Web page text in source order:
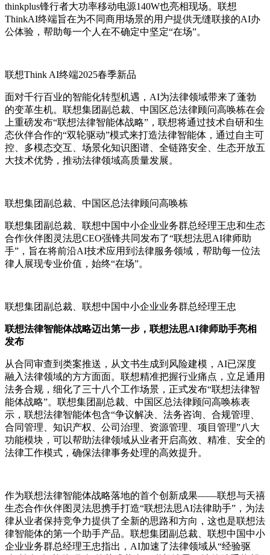
thinkplus锋行者大功率移动电源140W也亮相现场。联想
ThinkAI终端旨在为不同商用场景的用户提供无缝联接的AI办
公体验，帮助每一个人在不确定中坚定“在场”。
联想Think AI终端2025春季新品
面对千行百业的智能化转型机遇，AI为法律领域带来了蓬勃
的变革生机。联想集团副总裁、中国区总法律顾问高唤栋在会
上重磅发布“联想法律智能体战略”，联想将通过技术自研和生
态伙伴合作的“双轮驱动”模式来打造法律智能体，通过自主可
控、多模态交互、场景化知识图谱、全链路安全、生态开放五
大技术优势，推动法律领域高质量发展。
联想集团副总裁、中国区总法律顾问高唤栋
联想集团副总裁、联想中国中小企业业务群总经理王忠和生态
合作伙伴图灵法思CEO强锋共同发布了“联想法思AI律师助
手”，旨在将前沿AI技术应用到法律服务领域，帮助每一位法
律人展现专业价值，始终“在场”。
联想集团副总裁、联想中国中小企业业务群总经理王忠
联想法律智能体战略迈出第一步，联想法思AI律师助手亮相
发布
从合同审查到类案推送，从文书生成到风险建模，AI已深度
融入法律领域的方方面面。联想精准把握行业痛点，立足通用
法务合规，细化了三十八个工作场景，正式发布“联想法律智
能体战略”。联想集团副总裁、中国区总法律顾问高唤栋表
示，联想法律智能体包含“争议解决、法务咨询、合规管理、
合同管理、知识产权、公司治理、资源管理、项目管理”八大
功能模块，可以帮助法律领域从业者开启高效、精准、安全的
法律工作模式，确保法律事务处理的高效提升。
作为联想法律智能体战略落地的首个创新成果——联想与天禧
生态合作伙伴图灵法思携手打造“联想法思AI法律助手”，为法
律从业者保持竞争力提供了全新的思路和方向，这也是联想法
律智能体的第一个助手产品。联想集团副总裁、联想中国中小
企业业务群总经理王忠指出，AI加速了法律领域从“经验驱